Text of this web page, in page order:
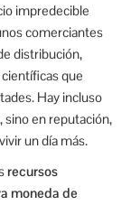
impredecible
comerciantes
distribución,
que
Hay incluso
sino en reputación,
un día más.
recursos
moneda de